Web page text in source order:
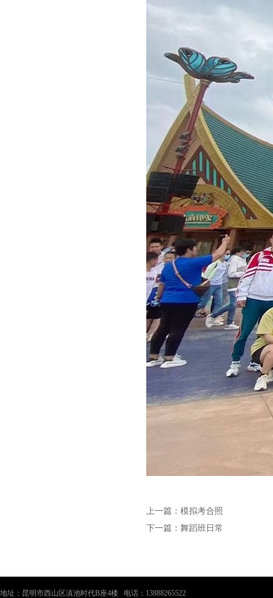
上一篇： 模拟考合照
下一篇： 舞蹈班日常
地址：昆明市西山区滇池时代B座4楼 电话：13888265522